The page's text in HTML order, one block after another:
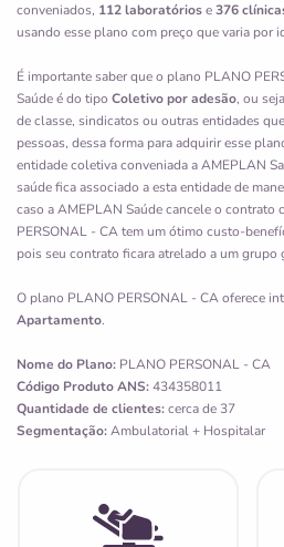
conveniados, 112 laboratóriose376
usando esse plano com preço que varia por
É importante saber que o plano PLANO
Saúde é do tipo Coletivo por adesão, ou
de classe, sindicatos ou outras entidades
pessoas, dessa forma para adquirir esse
entidade coletiva conveniada a AMEPLAN
saúde fica associado a esta entidade de
caso a AMEPLAN Saúde cancele o contrato
PERSONAL - CA tem um ótimo custo-
pois seu contrato ficara atrelado a um grupo
O plano PLANO PERSONAL - CA oferece
Apartamento.
Nome do Plano: PLANO PERSONAL - CA
Código Produto ANS:434358011
Quantidade de clientes:cerca de 37
Segmentação:Ambulatorial + Hospitalar